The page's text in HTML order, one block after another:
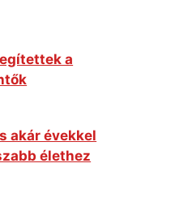
a
akár évekkel
élethez